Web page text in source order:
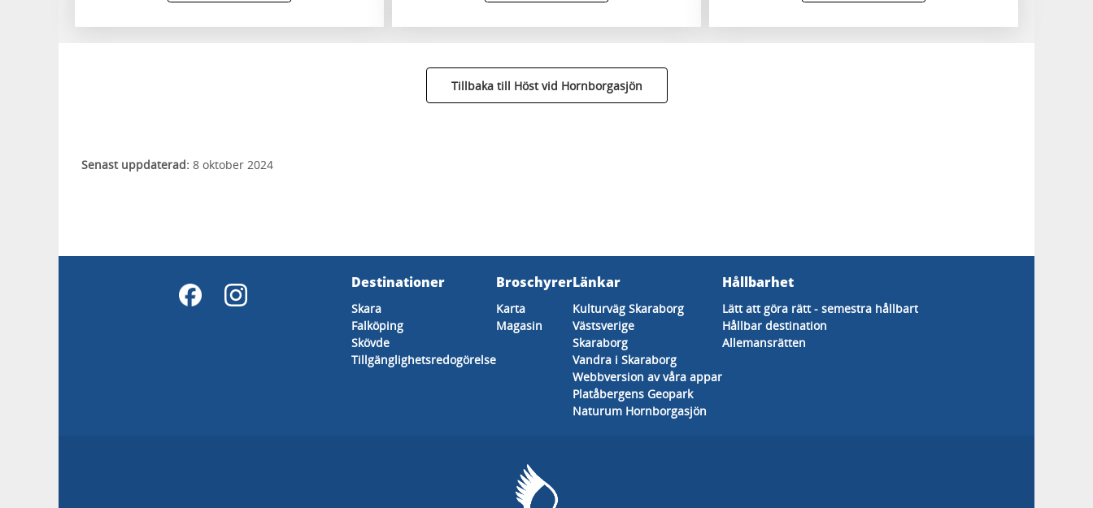
Tillbaka till Höst vid Hornborgasjön
Senast uppdaterad: 8 oktober 2024
Destinationer
Skara
Falköping
Skövde
Tillgänglighetsredogörelse
Broschyrer
Karta
Magasin
Länkar
Kulturväg Skaraborg
Västsverige
Skaraborg
Vandra i Skaraborg
Webbversion av våra appar
Platåbergens Geopark
Naturum Hornborgasjön
Hållbarhet
Lätt att göra rätt - semestra hållbart
Hållbar destination
Allemansrätten